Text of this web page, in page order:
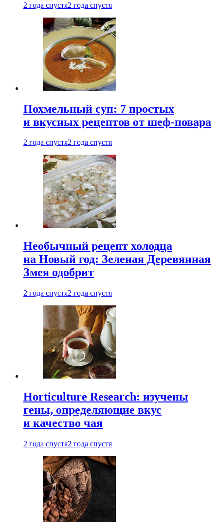
2 года спустя2 года спустя
Похмельный суп: 7 простых
и вкусных рецептов от шеф-повара
2 года спустя2 года спустя
Необычный рецепт холодца
на Новый год: Зеленая Деревянная
Змея одобрит
2 года спустя2 года спустя
Horticulture Research: изучены
гены, определяющие вкус
и качество чая
2 года спустя2 года спустя